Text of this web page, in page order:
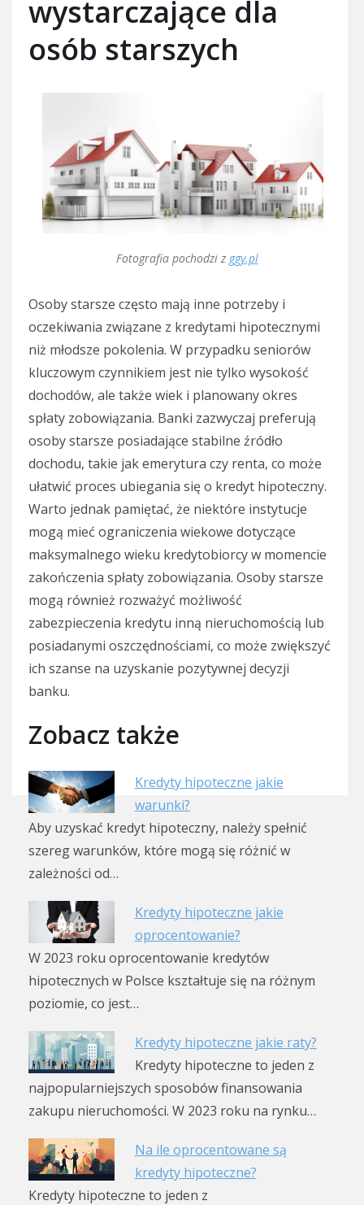
wystarczające dla
osób starszych
Fotografia pochodzi z ggy.pl
Osoby starsze często mają inne potrzeby i
oczekiwania związane z kredytami hipotecznymi
niż młodsze pokolenia. W przypadku seniorów
kluczowym czynnikiem jest nie tylko wysokość
dochodów, ale także wiek i planowany okres
spłaty zobowiązania. Banki zazwyczaj preferują
osoby starsze posiadające stabilne źródło
dochodu, takie jak emerytura czy renta, co może
ułatwić proces ubiegania się o kredyt hipoteczny.
Warto jednak pamiętać, że niektóre instytucje
mogą mieć ograniczenia wiekowe dotyczące
maksymalnego wieku kredytobiorcy w momencie
zakończenia spłaty zobowiązania. Osoby starsze
mogą również rozważyć możliwość
zabezpieczenia kredytu inną nieruchomością lub
posiadanymi oszczędnościami, co może zwiększyć
ich szanse na uzyskanie pozytywnej decyzji
banku.
Zobacz także
Kredyty hipoteczne jakie
warunki?
Aby uzyskać kredyt hipoteczny, należy spełnić
szereg warunków, które mogą się różnić w
zależności od…
Kredyty hipoteczne jakie
oprocentowanie?
W 2023 roku oprocentowanie kredytów
hipotecznych w Polsce kształtuje się na różnym
poziomie, co jest…
Kredyty hipoteczne jakie raty?
Kredyty hipoteczne to jeden z
najpopularniejszych sposobów finansowania
zakupu nieruchomości. W 2023 roku na rynku…
Na ile oprocentowane są
kredyty hipoteczne?
Kredyty hipoteczne to jeden z